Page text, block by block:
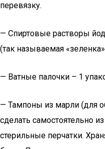
перевязку.
— Спиртовые растворы
(так называемая
— Ватные палочки – 1
— Тампоны из марли (для
сделать самостоятельно
стерильные перчатки.